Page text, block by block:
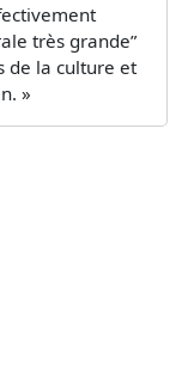
très grande”
de la culture et
»